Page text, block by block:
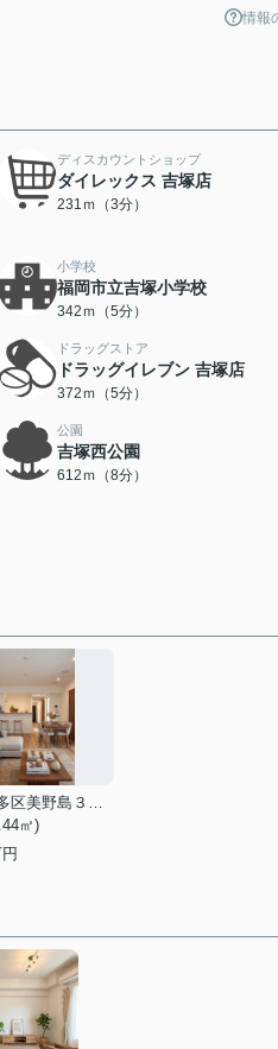
情報
ディスカウントショップ
ダイレックス 吉塚店
231ｍ（3分）
小学校
福岡市立吉塚小学校
342ｍ（5分）
ドラッグストア
ドラッグイレブン 吉塚店
372ｍ（5分）
公園
吉塚西公園
612ｍ（8分）
福岡市博多区美野島３丁目
㎡)